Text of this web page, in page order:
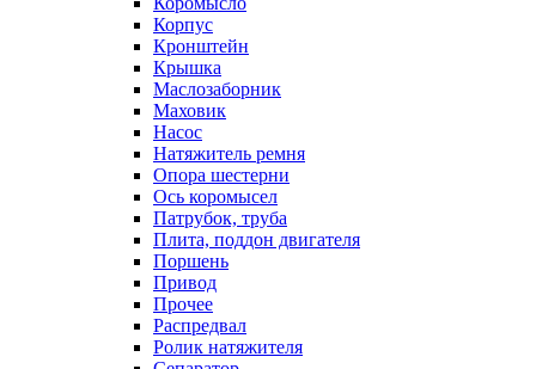
Корпус
Кронштейн
Крышка
Маслозаборник
Маховик
Насос
Натяжитель ремня
Опора шестерни
Ось коромысел
Патрубок, труба
Плита, поддон двигателя
Поршень
Привод
Прочее
Распредвал
Ролик натяжителя